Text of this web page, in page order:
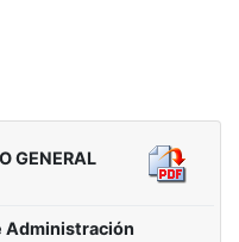
GENERAL
Administración